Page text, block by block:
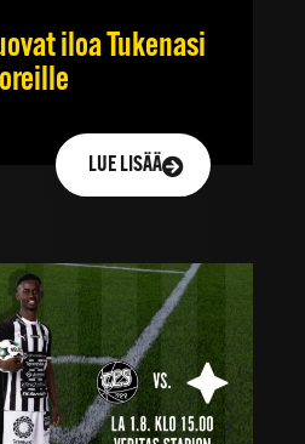
iloa Tukenasi
LUE LISÄÄ